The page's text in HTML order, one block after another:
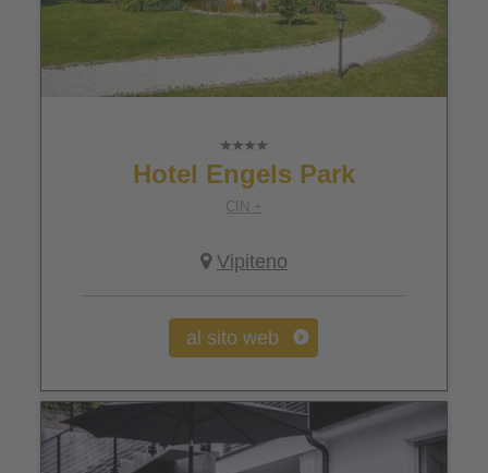
Hotel Engels Park
CIN +
Vipiteno
al sito web